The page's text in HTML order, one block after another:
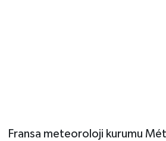
Fransa meteoroloji kurumu